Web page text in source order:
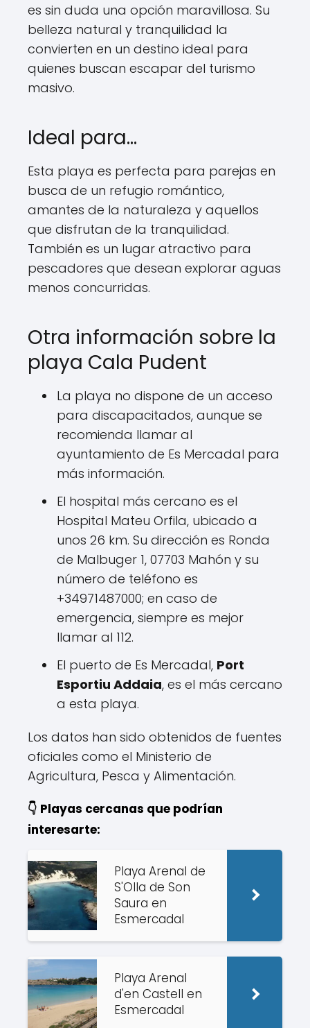
es sin duda una opción maravillosa. Su
belleza natural y tranquilidad la
convierten en un destino ideal para
quienes buscan escapar del turismo
masivo.
Ideal para…
Esta playa es perfecta para parejas en
busca de un refugio romántico,
amantes de la naturaleza y aquellos
que disfrutan de la tranquilidad.
También es un lugar atractivo para
pescadores que desean explorar aguas
menos concurridas.
Otra información sobre la
playa Cala Pudent
La playa no dispone de un acceso
para discapacitados, aunque se
recomienda llamar al
ayuntamiento de Es Mercadal para
más información.
El hospital más cercano es el
Hospital Mateu Orfila, ubicado a
unos 26 km. Su dirección es Ronda
de Malbuger 1, 07703 Mahón y su
número de teléfono es
+34971487000; en caso de
emergencia, siempre es mejor
llamar al 112.
El puerto de Es Mercadal, Port
Esportiu Addaia, es el más cercano
a esta playa.
Los datos han sido obtenidos de fuentes
oficiales como el Ministerio de
Agricultura, Pesca y Alimentación.
👇 Playas cercanas que podrían
interesarte:
Playa Arenal de
S'Olla de Son
Saura en
Esmercadal
Playa Arenal
d'en Castell en
Esmercadal